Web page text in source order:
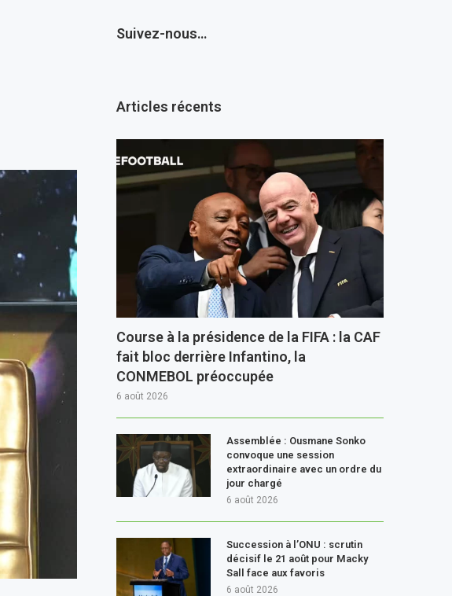
Suivez-nous…
Articles récents
Course à la présidence de la FIFA : la CAF
fait bloc derrière Infantino, la
CONMEBOL préoccupée
6 août 2026
Assemblée : Ousmane Sonko
convoque une session
extraordinaire avec un ordre du
jour chargé
6 août 2026
Succession à l’ONU : scrutin
décisif le 21 août pour Macky
Sall face aux favoris
6 août 2026